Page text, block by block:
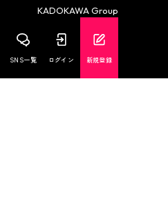
KADOKAWA Group
SNS一覧 ログイン 新規登録